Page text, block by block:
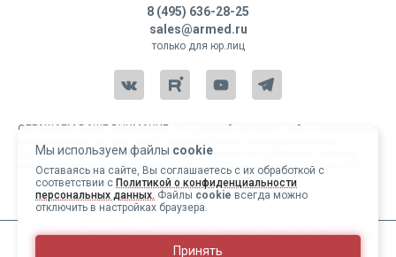
Мы используем файлы cookie
Оставаясь на сайте, Вы соглашаетесь с их обработкой с
соответствии с Политикой о конфиденциальности
персональных данных. Файлы cookie всегда можно
отключить в настройках браузера.
Принять
8 (495) 636-28-25
sales@armed.ru
только для юр.лиц
ОБРАЩАЕМ ВАШЕ ВНИМАНИЕ, что данный интернет-сайт и материалы,
характер и ни при каких условиях не являются публичной офертой,
определяемой положениями статьи 437 Гражданского кодекса РФ.
Copyright 2004-2026 © Армед
ИМЕЮТСЯ ПРОТИВОПОКАЗАНИЯ, ПЕРЕД ИСПОЛЬЗОВАНИЕМ
НЕОБХОДИМО ОЗНАКОМИТЬСЯ С ИНСТРУКЦИЕЙ И